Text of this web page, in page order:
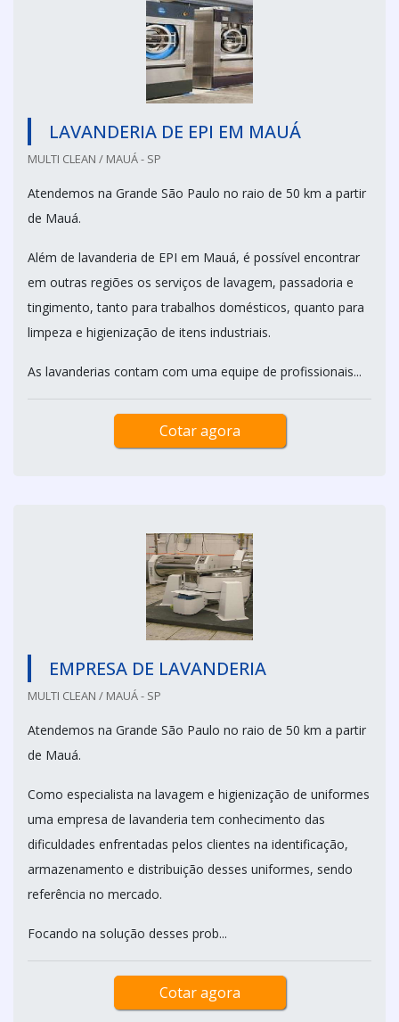
LAVANDERIA DE EPI EM MAUÁ
MULTI CLEAN / MAUÁ - SP
Atendemos na Grande São Paulo no raio de 50 km a partir
de Mauá.
Além de lavanderia de EPI em Mauá, é possível encontrar
em outras regiões os serviços de lavagem, passadoria e
tingimento, tanto para trabalhos domésticos, quanto para
limpeza e higienização de itens industriais.
As lavanderias contam com uma equipe de profissionais...
Cotar agora
EMPRESA DE LAVANDERIA
MULTI CLEAN / MAUÁ - SP
Atendemos na Grande São Paulo no raio de 50 km a partir
de Mauá.
Como especialista na lavagem e higienização de uniformes
uma empresa de lavanderia tem conhecimento das
dificuldades enfrentadas pelos clientes na identificação,
armazenamento e distribuição desses uniformes, sendo
referência no mercado.
Focando na solução desses prob...
Cotar agora